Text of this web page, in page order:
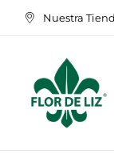
Nuestra